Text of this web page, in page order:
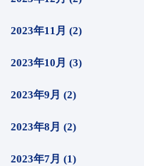
2023年11月 (2)
2023年10月 (3)
2023年9月 (2)
2023年8月 (2)
2023年7月 (1)